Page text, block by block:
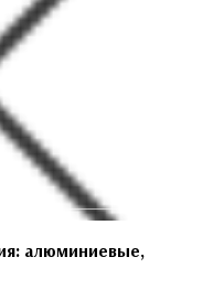
алюминиевые,